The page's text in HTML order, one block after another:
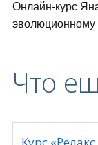
Онлайн-курс
эволюционному
Что